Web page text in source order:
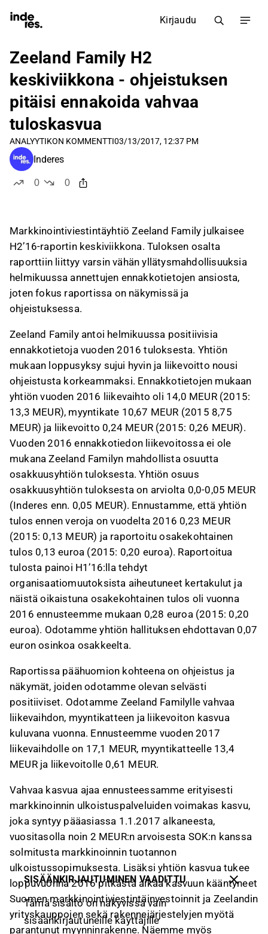
Kirjaudu
Zeeland Family H2
keskiviikkona - ohjeistuksen
pitäisi ennakoida vahvaa
tuloskasvua
ANALYYTIKON KOMMENTTI03/13/2017, 12:37 PM
Inderes
0
0
Markkinointiviestintäyhtiö Zeeland Family julkaisee
H2’16-raportin keskiviikkona. Tuloksen osalta
raporttiin liittyy varsin vähän yllätysmahdollisuuksia
helmikuussa annettujen ennakkotietojen ansiosta,
joten fokus raportissa on näkymissä ja
ohjeistuksessa.
Zeeland Family antoi helmikuussa positiivisia
ennakkotietoja vuoden 2016 tuloksesta. Yhtiön
mukaan loppusyksy sujui hyvin ja liikevoitto nousi
ohjeistusta korkeammaksi. Ennakkotietojen mukaan
yhtiön vuoden 2016 liikevaihto oli 14,0 MEUR (2015:
13,3 MEUR), myyntikate 10,67 MEUR (2015 8,75
MEUR) ja liikevoitto 0,24 MEUR (2015: 0,26 MEUR).
Vuoden 2016 ennakkotiedon liikevoitossa ei ole
mukana Zeeland Familyn mahdollista osuutta
osakkuusyhtiön tuloksesta. Yhtiön osuus
osakkuusyhtiön tuloksesta on arviolta 0,0-0,05 MEUR
(Inderes enn. 0,05 MEUR). Ennustamme, että yhtiön
tulos ennen veroja on vuodelta 2016 0,23 MEUR
(2015: 0,13 MEUR) ja raportoitu osakekohtainen
tulos 0,13 euroa (2015: 0,20 euroa). Raportoitua
tulosta painoi H1’16:lla tehdyt
organisaatiomuutoksista aiheutuneet kertakulut ja
näistä oikaistuna osakekohtainen tulos oli vuonna
2016 ennusteemme mukaan 0,28 euroa (2015: 0,20
euroa). Odotamme yhtiön hallituksen ehdottavan 0,07
euron osinkoa osakkeelta.
Raportissa päähuomion kohteena on ohjeistus ja
näkymät, joiden odotamme olevan selvästi
positiiviset. Odotamme Zeeland Familylle vahvaa
liikevaihdon, myyntikatteen ja liikevoiton kasvua
kuluvana vuonna. Ennusteemme vuoden 2017
liikevaihdolle on 17,1 MEUR, myyntikatteelle 13,4
MEUR ja liikevoitolle 0,61 MEUR.
Vahvaa kasvua ajaa ennusteessamme erityisesti
markkinoinnin ulkoistuspalveluiden voimakas kasvu,
joka syntyy pääasiassa 1.1.2017 alkaneesta,
vuositasolla noin 2 MEUR:n arvoisesta SOK:n kanssa
solmitusta markkinoinnin tuotannon
ulkoistussopimuksesta. Lisäksi yhtiön kasvua tukee
loppuvuonna 2016 pitkästä aikaa kasvuun kääntyneet
Suomen markkinointiviestintäinvestoinnit ja Zeelandin
yrityskauppojen sekä rakennejärjestelyjen myötä
parantunut myynninrakenne. Näemme myös
SISÄÄNKIRJAUTUMINEN VAADITTU
Tämä sisältö on näkyvissä vain
sisäänkirjautuneille käyttäjille